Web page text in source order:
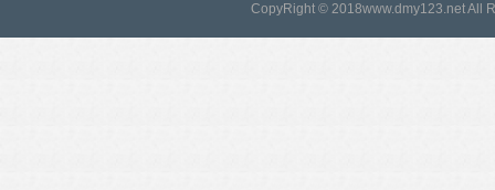
CopyRight © 2018www.dmy123.net